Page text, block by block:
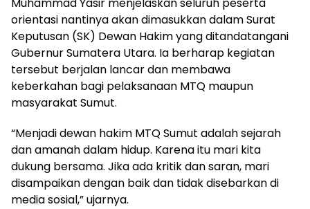
Muhammad Yasir menjelaskan seluruh peserta
orientasi nantinya akan dimasukkan dalam Surat
Keputusan (SK) Dewan Hakim yang ditandatangani
Gubernur Sumatera Utara. Ia berharap kegiatan
tersebut berjalan lancar dan membawa
keberkahan bagi pelaksanaan MTQ maupun
masyarakat Sumut.
“Menjadi dewan hakim MTQ Sumut adalah sejarah
dan amanah dalam hidup. Karena itu mari kita
dukung bersama. Jika ada kritik dan saran, mari
disampaikan dengan baik dan tidak disebarkan di
media sosial,” ujarnya.